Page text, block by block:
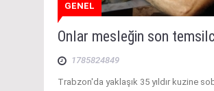
GENEL
Onlar mesleğin son
1785824849
Trabzon'da yaklaşık 35 yıldır kuzine